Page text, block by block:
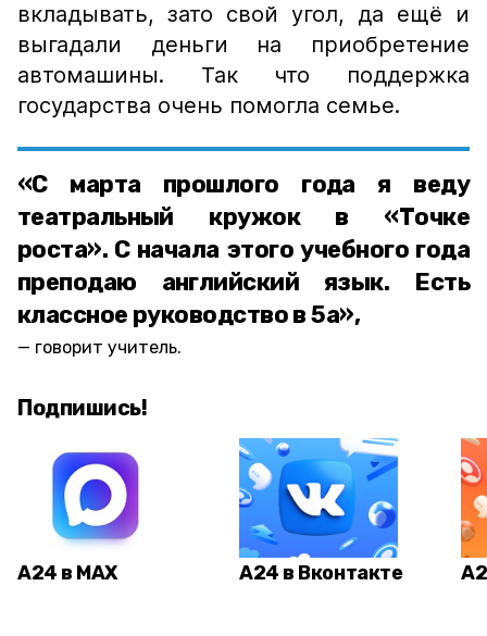
вкладывать, зато свой угол, да ещё и
выгадали деньги на приобретение
автомашины. Так что поддержка
государства очень помогла семье.
«С марта прошлого года я веду
театральный кружок в «Точке
роста». С начала этого учебного года
преподаю английский язык. Есть
классное руководство в 5а»,
говорит учитель.
Подпишись!
А24 в MAX А24 в Вконтакте